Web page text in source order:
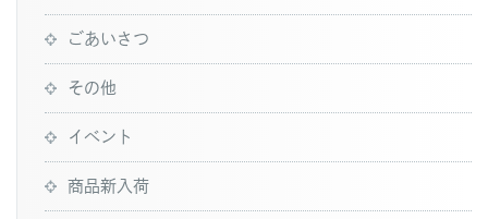
ごあいさつ
その他
イベント
商品新入荷